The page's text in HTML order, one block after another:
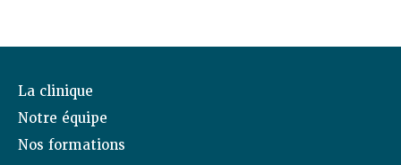
La clinique
Notre équipe
Nos formations